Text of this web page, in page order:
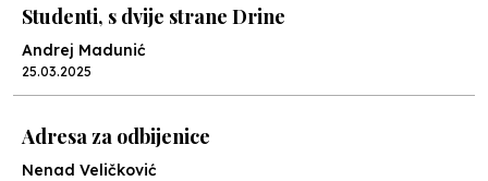
Studenti, s dvije strane Drine
Andrej Madunić
25.03.2025
Adresa za odbijenice
Nenad Veličković